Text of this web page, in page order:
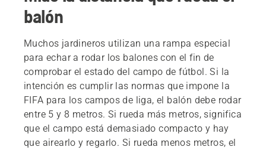
balón
Muchos jardineros utilizan una rampa especial
para echar a rodar los balones con el fin de
comprobar el estado del campo de fútbol. Si la
intención es cumplir las normas que impone la
FIFA para los campos de liga, el balón debe rodar
entre 5 y 8 metros. Si rueda más metros, significa
que el campo está demasiado compacto y hay
que airearlo y regarlo. Si rueda menos metros, el